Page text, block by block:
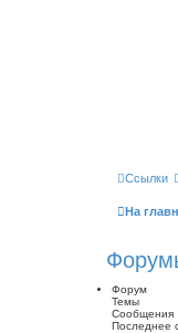
Ссылки
На
Форум
Темы
Сообщения
Последнее